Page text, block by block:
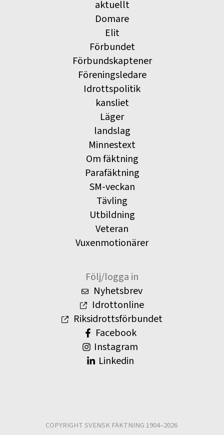
aktuellt
Domare
Elit
Förbundet
Förbundskaptener
Föreningsledare
Idrottspolitik
kansliet
Läger
landslag
Minnestext
Om fäktning
Parafäktning
SM-veckan
Tävling
Utbildning
Veteran
Vuxenmotionärer
Följ/logga in
Nyhetsbrev
Idrottonline
Riksidrottsförbundet
Facebook
Instagram
Linkedin
COPYRIGHT SVENSK FÄKTNING 1904–2026